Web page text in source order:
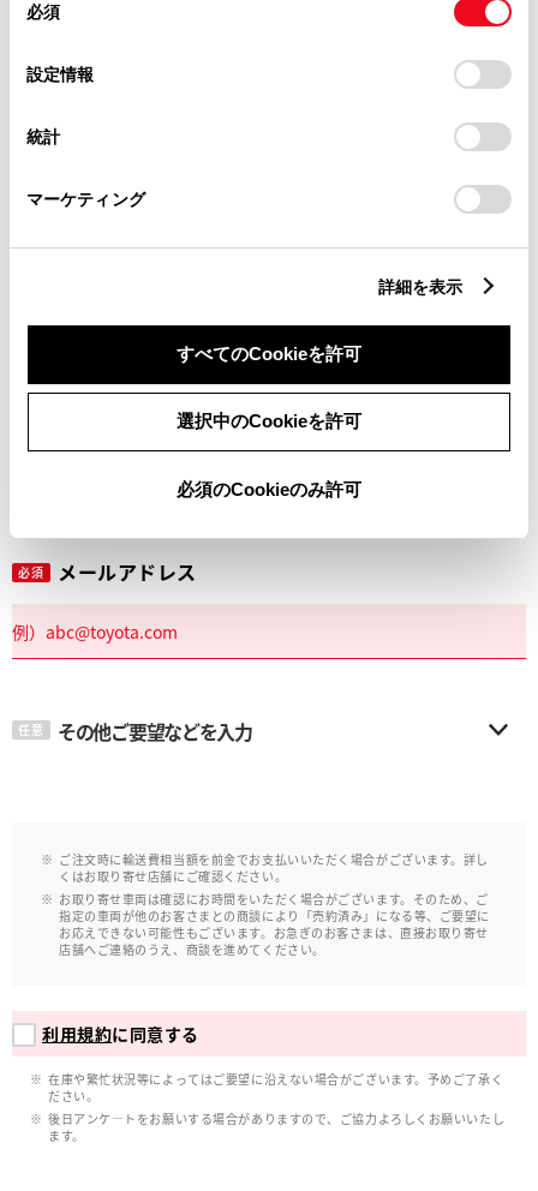
デバイスにすべてのCookie(クッキー)が保存されることに同
意したことになります。Cookie(クッキー)のオプトアウト、
設定の変更、同意を撤回したりするにあたっては、当社の
「Cookie（クッキー）情報の取り扱いについて
」をご覧くだ
必須
設定情報
統計
マーケティング
詳細を表示
すべてのCookieを許可
選択中のCookieを許可
必須のCookieのみ許可
必須 市区町村名
丁目番地
必須 メールアドレス
任意 その他ご要望などを入力
ご注文時に輸送費相当額を前金でお支払いいただく場合がございます。詳し
くはお取り寄せ店舗にご確認ください。
お取り寄せ車両は確認にお時間をいただく場合がございます。そのため、ご
指定の車両が他のお客さまとの商談により「売約済み」になる等、ご要望に
お応えできない可能性もございます。お急ぎのお客さまは、直接お取り寄せ
店舗へご連絡のうえ、商談を進めてください。
利用規約に同意する
在庫や繁忙状況等によってはご要望に沿えない場合がございます。予めご了承く
ださい。
後日アンケ―トをお願いする場合がありますので、ご協力よろしくお願いいたし
ます。